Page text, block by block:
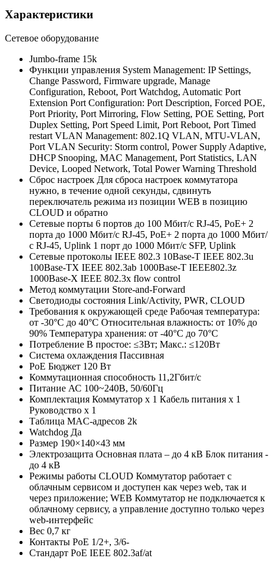
Характеристики
Сетевое оборудование
Jumbo-frame 15k
Функции управления System Management: IP Settings,
Change Password, Firmware upgrade, Manage
Configuration, Reboot, Port Watchdog, Automatic Port
Extension Port Configuration: Port Description, Forced POE,
Port Priority, Port Mirroring, Flow Setting, POE Setting, Port
Duplex Setting, Port Speed Limit, Port Reboot, Port Timed
restart VLAN Management: 802.1Q VLAN, MTU-VLAN,
Port VLAN Security: Storm control, Power Supply Adaptive,
DHCP Snooping, MAC Management, Port Statistics, LAN
Device, Looped Network, Total Power Warning Threshold
Сброс настроек Для сброса настроек коммутатора
нужно, в течение одной секунды, сдвинуть
переключатель режима из позиции WEB в позицию
CLOUD и обратно
Сетевые порты 6 портов до 100 Мбит/с RJ-45, PoE+ 2
порта до 1000 Мбит/с RJ-45, PoE+ 2 порта до 1000 Мбит/
с RJ-45, Uplink 1 порт до 1000 Мбит/с SFP, Uplink
Сетевые протоколы IEEE 802.3 10Base-T IEEE 802.3u
100Base-TX IEEE 802.3ab 1000Base-T IEEE802.3z
1000Base-X IEEE 802.3x flow control
Метод коммутации Store-and-Forward
Светодиоды состояния Link/Activity, PWR, CLOUD
Требования к окружающей среде Рабочая температура:
от -30°C до 40°C Относительная влажность: от 10% до
90% Температура хранения: от -40°C до 70°C
Потребление В простое: ≤3Вт; Макс.: ≤120Вт
Система охлаждения Пассивная
PoE Бюджет 120 Вт
Коммутационная способность 11,2Гбит/с
Питание АС 100~240В, 50/60Гц
Комплектация Коммутатор х 1 Кабель питания х 1
Руководство х 1
Таблица MAC-адресов 2k
Watchdog Да
Размер 190×140×43 мм
Электрозащита Основная плата – до 4 кВ Блок питания -
до 4 кВ
Режимы работы CLOUD Коммутатор работает с
облачным сервисом и доступен как через web, так и
через приложение; WEB Коммутатор не подключается к
облачному сервису, а управление доступно только через
web-интерфейс
Вес 0,7 кг
Контакты PoE 1/2+, 3/6-
Стандарт PoE IEEE 802.3af/at